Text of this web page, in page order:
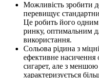
Можливість зробити
перевищує
Це робить його одним
ринку, оптимальним
використання.
Сольова рідина з
ефективне насичення
сигарет, але з
характеризується